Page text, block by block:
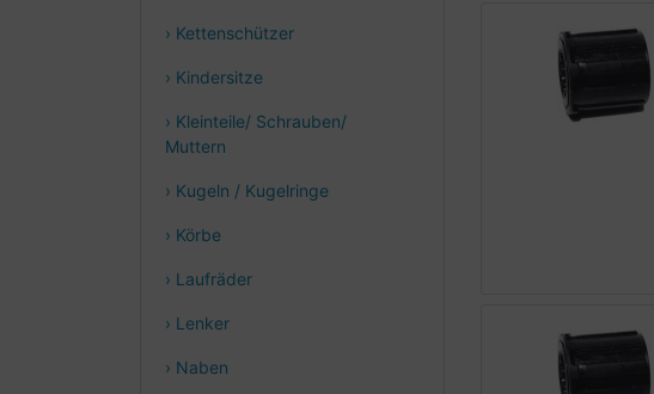
› Kettenschützer
› Kindersitze
› Kleinteile/ Schrauben/
Muttern
› Kugeln / Kugelringe
› Körbe
› Laufräder
› Lenker
› Naben